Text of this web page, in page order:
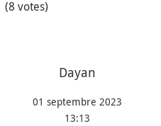
(8 votes)
Dayan
01 septembre 2023
13:13